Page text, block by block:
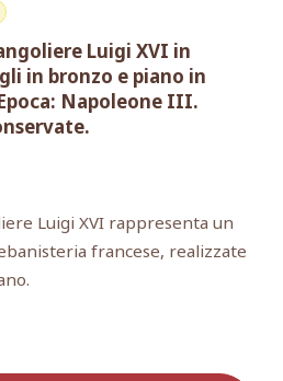
Luigi XVI in
in bronzo e piano in
Napoleone III.
Luigi XVI rappresenta un
francese, realizzate